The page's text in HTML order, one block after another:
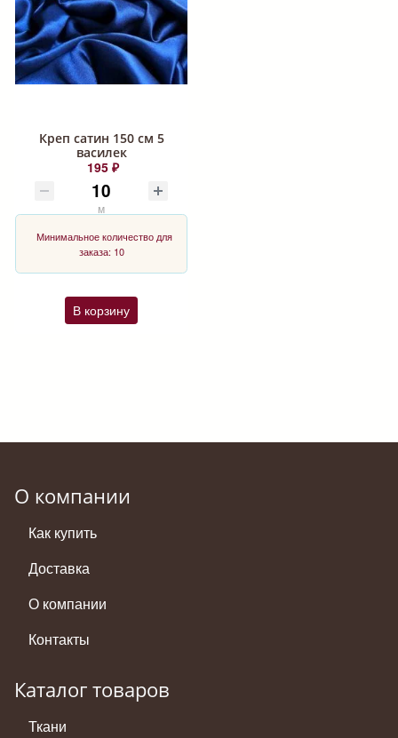
Креп сатин 150 см 5
василек
195 ₽
м
Минимальное количество для
заказа: 10
В корзину
О компании
Как купить
Доставка
О компании
Контакты
Каталог товаров
Ткани